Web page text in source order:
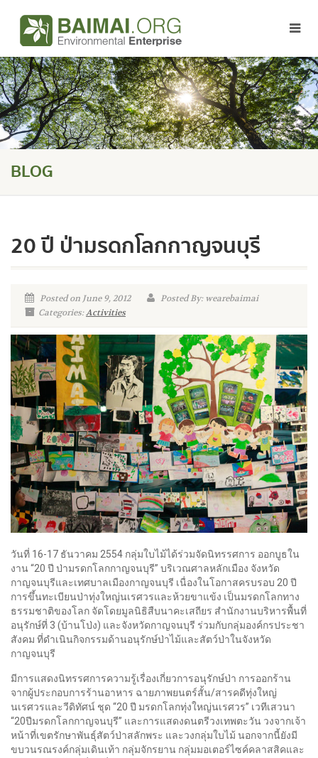
BLOG
20 ปี ป่ามรดกโลกกาญจนบุรี
Posted on June 9, 2012
Posted By: wearebaimai
Categories:Activities
วันที่ 16-17 ธันวาคม 2554 กลุ่มใบไม้ได้ร่วมจัดนิทรรศการ ออกบูธใน
งาน “20 ปี ป่ามรดกโลกกาญจนบุรี” บริเวณศาลหลักเมือง จังหวัด
กาญจนบุรีและเทศบาลเมืองกาญจนบุรี เนื่องในโอกาสครบรอบ 20 ปี
การขึ้นทะเบียนป่าทุ่งใหญ่นเรศวรและห้วยขาแข้ง เป็นมรดกโลกทาง
ธรรมชาติของโลก จัดโดยมูลนิธิสืบนาคะเสถียร สำนักงานบริหารพื้นที่
อนุรักษ์ที่ 3 (บ้านโป่ง) และจังหวัดกาญจนบุรี ร่วมกับกลุ่มองค์กรประชา
สังคม ที่ดำเนินกิจกรรมด้านอนุรักษ์ป่าไม้และสัตว์ป่าในจังหวัด
กาญจนบุรี
มีการแสดงนิทรรศการความรู้เรื่องเกี่ยวการอนุรักษ์ป่า การออกร้าน
จากผู้ประกอบการร้านอาหาร ฉายภาพยนตร์สั้น/สารคดีทุ่งใหญ่
นเรศวรและวีดิทัศน์ ชุด “20 ปี มรดกโลกทุ่งใหญ่นเรศวร” เวทีเสวนา
“20ปีมรดกโลกกาญจนบุรี” และการแสดงดนตรีวงเทพตะวัน วงจากเจ้า
หน้าที่เขตรักษาพันธุ์สัตว์ป่าสลักพระ และวงกลุ่มใบไม้ นอกจากนี้ยังมี
ขบวนรณรงค์กลุ่มเดินเท้า กลุ่มจักรยาน กลุ่มมอเตอร์ไซค์คลาสสิคและ